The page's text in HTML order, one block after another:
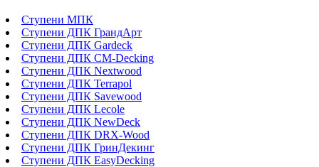
Ступени МПК
Ступени ДПК ГрандАрт
Ступени ДПК Gardeck
Ступени ДПК CM-Decking
Ступени ДПК Nextwood
Ступени ДПК Terrapol
Ступени ДПК Savewood
Ступени ДПК Lecole
Ступени ДПК NewDeck
Ступени ДПК DRX-Wood
Ступени ДПК ГринДекинг
Ступени ДПК EasyDecking